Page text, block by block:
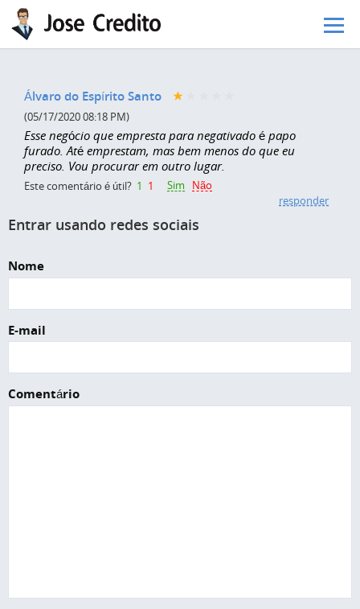
Pular para o conteúdo principal
Álvaro do Espírito Santo
(05/17/2020 08:18 PM)
Esse negócio que empresta para negativado é papo
furado. Até emprestam, mas bem menos do que eu
preciso. Vou procurar em outro lugar.
Este comentário é útil? 1 1 Sim
Não
responder
Entrar usando redes sociais
Nome
E-mail
Comentário